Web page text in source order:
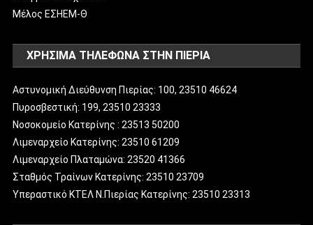
Μέλος ΕΣΗΕΜ-Θ
ΧΡΗΣΙΜΑ ΤΗΛΕΦΩΝΑ ΣΤΗΝ ΠΙΕΡΙΑ
Αστυνομική Διεύθυνση Πιερίας: 100, 23510 46624
Πυροσβεστική: 199, 23510 23333
Νοσοκομείο Κατερίνης : 23513 50200
Λιμεναρχείο Κατερίνης: 23510 61209
Λιμεναρχείο Πλαταμώνα: 23520 41366
Σταθμός Τραίνων Κατερίνης: 23510 23709
Υπεραστικό ΚΤΕΛ Ν.Πιερίας Κατερίνης: 23510 23313